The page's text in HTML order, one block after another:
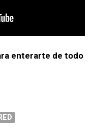
enterarte de todo